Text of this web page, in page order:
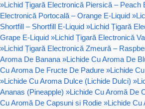
»Lichid Țigară Electronică Piersică – Peach
Electronică Portocală – Orange E-Liquid »
Shortfill – Shortfill E-Liquid »Lichid Țigară
Grape E-Liquid »Lichid Țigară Electronică
»Lichid Țigară Electronică Zmeură –
Aroma De Banana »Lichide Cu Aroma De
Cu Aroma De Fructe De Padure »Lichide
»Lichide Cu Aroma Dulce (Lichide Dulci) »
Ananas (Pineapple) »Lichide Cu Aromă De
Cu Aromă De Capsuni si Rodie »Lichide Cu